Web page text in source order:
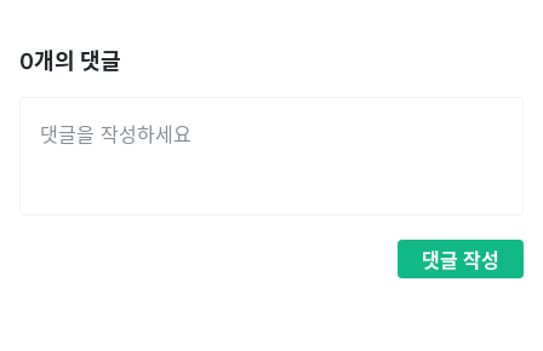
0개의 댓글
댓글 작성